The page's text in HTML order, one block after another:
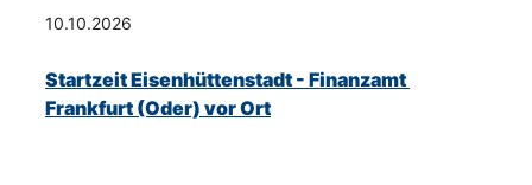
10.10.2026
Startzeit Eisenhüttenstadt - Finanzamt
Frankfurt (Oder) vor Ort